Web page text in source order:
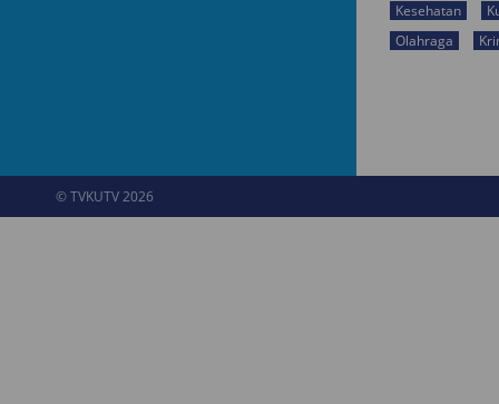
Kesehatan
Olahraga
© TVKUTV 2026